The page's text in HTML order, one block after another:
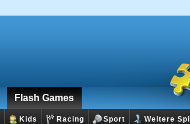
Flash Games
Kids Racing Sport Weitere